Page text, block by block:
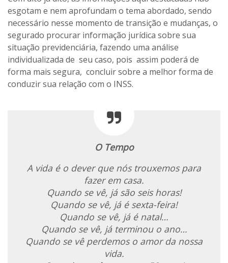
esgotam e nem aprofundam o tema abordado, sendo
necessário nesse momento de transição e mudanças, o
segurado procurar informação jurídica sobre sua
situação previdenciária, fazendo uma análise
individualizada de seu caso, pois assim poderá de
forma mais segura, concluir sobre a melhor forma de
conduzir sua relação com o INSS.
O Tempo
A vida é o dever que nós trouxemos para
fazer em casa.
Quando se vê, já são seis horas!
Quando se vê, já é sexta-feira!
Quando se vê, já é natal…
Quando se vê, já terminou o ano…
Quando se vê perdemos o amor da nossa
vida.